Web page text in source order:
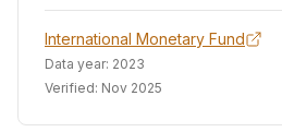
International Monetary Fund
Data year: 2023
Verified: Nov 2025